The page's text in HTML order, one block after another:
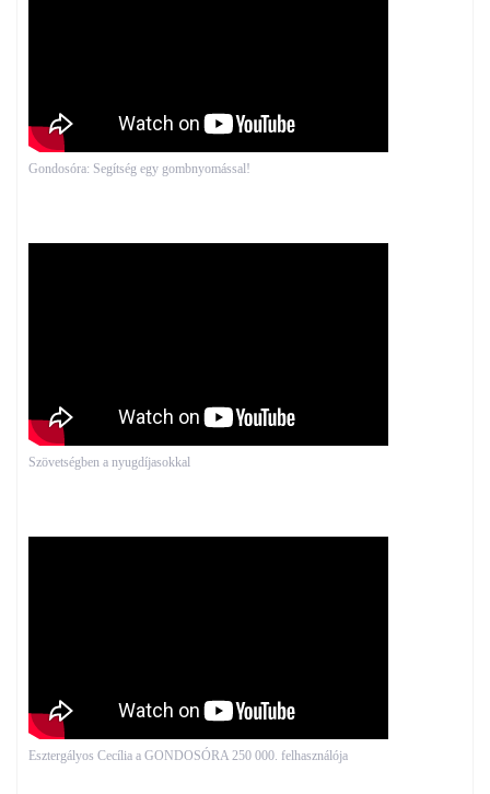
Gondosóra: Segítség egy gombnyomással!
Szövetségben a nyugdíjasokkal
Esztergályos Cecília a GONDOSÓRA 250 000. felhasználója